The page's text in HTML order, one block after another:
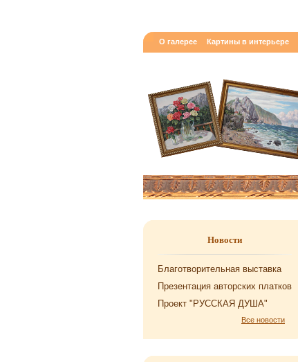
О галерее Картины в интерьере
Новости
Благотворительная выставка
Презентация авторских платков
Проект "РУССКАЯ ДУША"
Все новости